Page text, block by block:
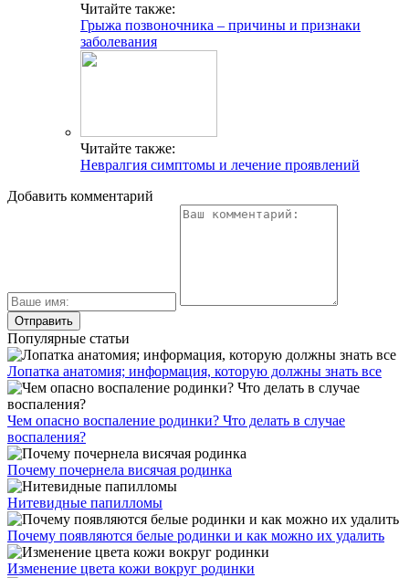
Читайте также:
Грыжа позвоночника – причины и признаки
заболевания
Читайте также:
Невралгия симптомы и лечение проявлений
Добавить комментарий
Популярные статьи
Лопатка анатомия; информация, которую должны знать все
Чем опасно воспаление родинки? Что делать в случае
воспаления?
Почему почернела висячая родинка
Нитевидные папилломы
Почему появляются белые родинки и как можно их удалить
Изменение цвета кожи вокруг родинки